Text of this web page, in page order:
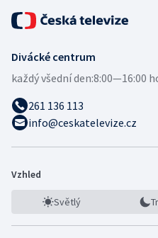
Divácké centrum
každý všední den:8:00—16:00
261 136 113
info@ceskatelevize.cz
Vzhled
Světlý